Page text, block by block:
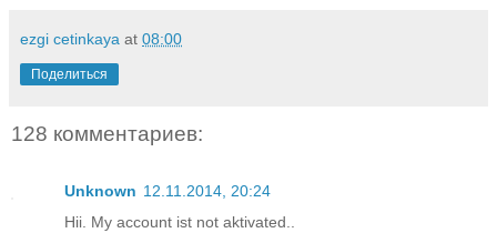
ezgi cetinkaya at 08:00
Поделиться
128 комментариев:
Unknown 12.11.2014, 20:24
Hii. My account ist not aktivated..